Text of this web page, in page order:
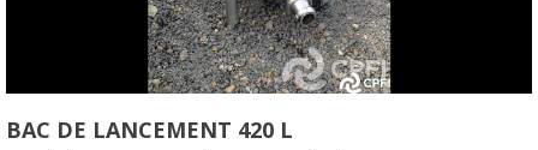
BAC DE LANCEMENT 420 L